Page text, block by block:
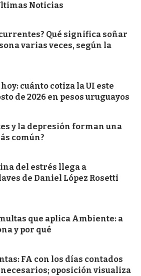
Noticias
Qué significa soñar
varias veces, según la
cuánto cotiza la UI este
de 2026 en pesos uruguayos
y la depresión forman una
común?
del estrés llega a
de Daniel López Rosetti
que aplica Ambiente: a
y por qué
FA con los días contados
oposición visualiza